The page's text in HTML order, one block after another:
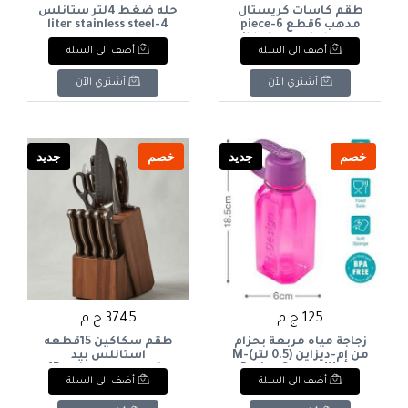
طقم كاسات كريستال
مدهب 6قطع 6-piece
gilded crystal glass set
أضف الى السلة
أشتري الآن
حله ضغط 4لتر ستانلس
4-liter stainless steel
pressure cooker
أضف الى السلة
أشتري الآن
خصم جديد
125 ج.م
زجاجة مياه مربعة بحزام
من إم-ديزاين (0.5 لتر)M-
Design Square Water
Bottle with Strap (0.5L
أضف الى السلة
خصم جديد
3745 ج.م
طقم سكاكين 15قطعه
استانلس بيد
piece stainless steel
knife set with wooden
أضف الى السلة